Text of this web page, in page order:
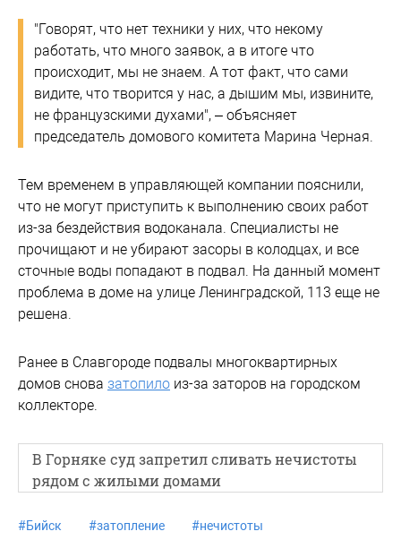
"Говорят, что нет техники у них, что некому
работать, что много заявок, а в итоге что
происходит, мы не знаем. А тот факт, что сами
видите, что творится у нас, а дышим мы, извините,
не французскими духами", – объясняет
председатель домового комитета Марина Черная.
Тем временем в управляющей компании пояснили,
что не могут приступить к выполнению своих работ
из-за бездействия водоканала. Специалисты не
прочищают и не убирают засоры в колодцах, и все
сточные воды попадают в подвал. На данный момент
проблема в доме на улице Ленинградской, 113 еще не
решена.
Ранее в Славгороде подвалы многоквартирных
домов снова затопило из-за заторов на городском
коллекторе.
В Горняке суд запретил сливать нечистоты
рядом с жилыми домами
#Бийск #затопление #нечистоты